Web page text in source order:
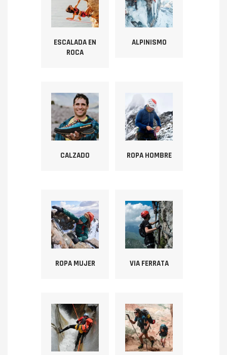
ESCALADA EN
ROCA
ALPINISMO
CALZADO ROPA HOMBRE
ROPA MUJER VIA FERRATA